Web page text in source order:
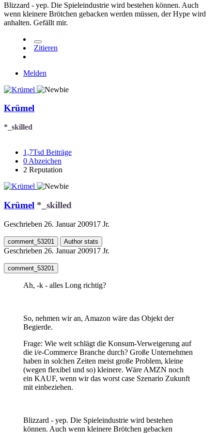
Blizzard - yep. Die Spieleindustrie wird bestehen können. Auch
wenn kleinere Brötchen gebacken werden müssen, der Hype wird
anhalten. Gefällt mir.
Zitieren
Melden
Krümel
*_skilled
1,7Tsd Beiträge
0 Abzeichen
2 Reputation
Krümel *_skilled
Geschrieben 26. Januar 200917 Jr.
comment_53201 Author stats
Geschrieben 26. Januar 200917 Jr.
comment_53201
Ah, -k - alles Long richtig?
So, nehmen wir an, Amazon wäre das Objekt der
Begierde.
Frage: Wie weit schlägt die Konsum-Verweigerung auf
die i/e-Commerce Branche durch? Große Unternehmen
haben in solchen Zeiten meist große Problem, kleine
(wegen flexibel und so) kleinere. Wäre AMZN noch
ein KAUF, wenn wir das worst case Szenario Zukunft
mit einbeziehen.
Blizzard - yep. Die Spieleindustrie wird bestehen
können. Auch wenn kleinere Brötchen gebacken